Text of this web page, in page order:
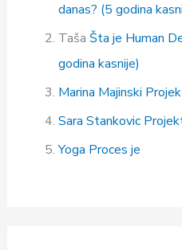
danas? (5 godina
Taša Šta je Human
godina kasnije)
Marina Majinski
Sara Stankovic
Yoga Proces je